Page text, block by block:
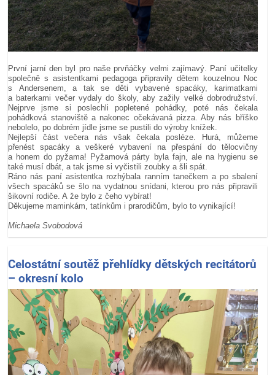
První jarní den byl pro naše prvňáčky velmi zajímavý. Paní učitelky
společně s asistentkami pedagoga připravily dětem kouzelnou Noc
s Andersenem, a tak se děti vybavené spacáky, karimatkami
a baterkami večer vydaly do školy, aby zažily velké dobrodružství.
Nejprve jsme si poslechli popletené pohádky, poté nás čekala
pohádková stanoviště a nakonec očekávaná pizza. Aby nás bříško
nebolelo, po dobrém jídle jsme se pustili do výroby knížek.
Nejlepší část večera nás však čekala posléze. Hurá, můžeme
přenést spacáky a veškeré vybavení na přespání do tělocvičny
a honem do pyžama! Pyžamová párty byla fajn, ale na hygienu se
také musí dbát, a tak jsme si vyčistili zoubky a šli spát.
Ráno nás paní asistentka rozhýbala ranním tanečkem a po sbalení
všech spacáků se šlo na vydatnou snídani, kterou pro nás připravili
šikovní rodiče. A že bylo z čeho vybírat!
Děkujeme maminkám, tatínkům i prarodičům, bylo to vynikající!
Michaela Svobodová
Celostátní soutěž přehlídky dětských recitátorů
– okresní kolo